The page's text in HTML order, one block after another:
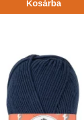
Kosárba